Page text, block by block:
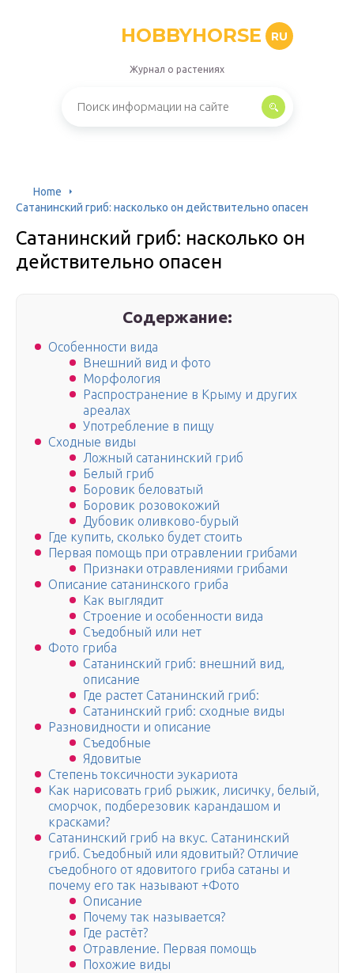
HOBBYHORSE RU
Журнал о растениях
Home
Сатанинский гриб: насколько он действительно опасен
Сатанинский гриб: насколько он
действительно опасен
Содержание:
Особенности вида
Внешний вид и фото
Морфология
Распространение в Крыму и других
ареалах
Употребление в пищу
Сходные виды
Ложный сатанинский гриб
Белый гриб
Боровик беловатый
Боровик розовокожий
Дубовик оливково-бурый
Где купить, сколько будет стоить
Первая помощь при отравлении грибами
Признаки отравлениями грибами
Описание сатанинского гриба
Как выглядит
Строение и особенности вида
Съедобный или нет
Фото гриба
Сатанинский гриб: внешний вид,
описание
Где растет Сатанинский гриб:
Сатанинский гриб: cходные виды
Разновидности и описание
Съедобные
Ядовитые
Степень токсичности эукариота
Как нарисовать гриб рыжик, лисичку, белый,
сморчок, подберезовик карандашом и
красками?
Сатанинский гриб на вкус. Сатанинский
гриб. Съедобный или ядовитый? Отличие
съедобного от ядовитого гриба сатаны и
почему его так называют +Фото
Описание
Почему так называется?
Где растёт?
Отравление. Первая помощь
Похожие виды